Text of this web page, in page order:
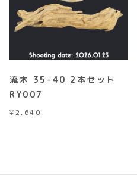
流木 35-40 2本セット
RY007
¥2,640